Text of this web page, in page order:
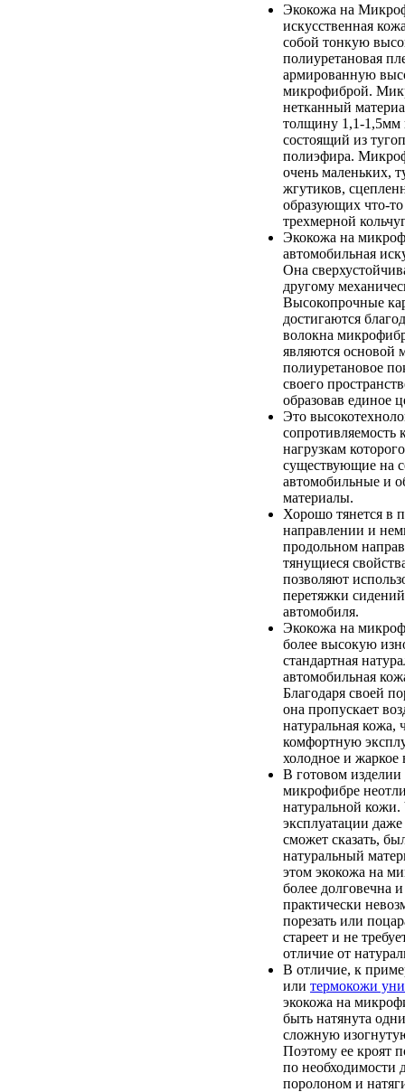
Экокожа на
искусственная
собой тонкую
полиуретановая
армированную
микрофиброй.
нетканный
толщину 1,1-1,5мм
состоящий из
полиэфира.
очень маленьких,
жгутиков,
образующих что-
трехмерной
Экокожа на
автомобильная
Она
другому
Высокопрочные
достигаются
волокна
являются основой
полиуретановое
своего
образовав единое
Это
сопротивляемость
нагрузкам
существующие на
автомобильные и
материалы.
Хорошо тянется в
направлении и
продольном
тянущиеся
позволяют
перетяжки
автомобиля.
Экокожа на
более высокую
стандартная
автомобильная
Благодаря своей
она пропускает
натуральная кожа,
комфортную
холодное и жаркое
В готовом изделии
микрофибре
натуральной кожи.
эксплуатации
сможет сказать,
натуральный
этом экокожа на
более долговечна
практически
порезать или
стареет и не
отличие от
В отличие, к
или термокожи
экокожа на
быть натянута
сложную
Поэтому ее кроят
по необходимости
поролоном и